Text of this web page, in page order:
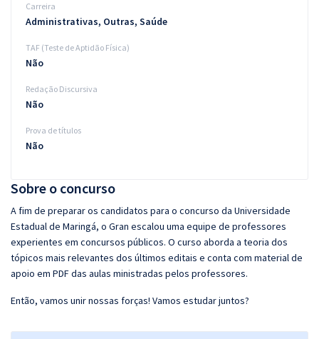
Sobre o concurso
A fim de preparar os candidatos para o concurso da Universidade
Estadual de Maringá, o Gran escalou uma equipe de professores
experientes em concursos públicos. O curso aborda a teoria dos
tópicos mais relevantes dos últimos editais e conta com material de
apoio em PDF das aulas ministradas pelos professores.
Então, vamos unir nossas forças! Vamos estudar juntos?
Carreira
Administrativas, Outras, Saúde
TAF (Teste de Aptidão Física)
Não
Redação Discursiva
Não
Prova de títulos
Não